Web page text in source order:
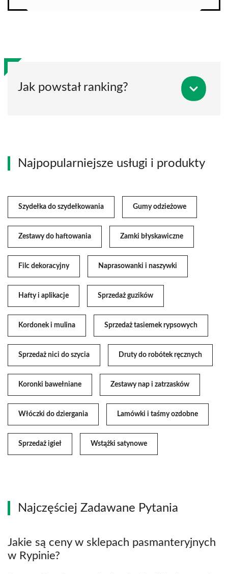
Jak powstał ranking?
Najpopularniejsze usługi i produkty
Szydełka do szydełkowania Gumy odzieżowe
Zestawy do haftowania Zamki błyskawiczne
Filc dekoracyjny Naprasowanki i naszywki
Hafty i aplikacje Sprzedaż guzików
Kordonek i mulina Sprzedaż tasiemek rypsowych
Sprzedaż nici do szycia Druty do robótek ręcznych
Koronki bawełniane Zestawy nap i zatrzasków
Włóczki do dziergania Lamówki i taśmy ozdobne
Sprzedaż igieł Wstążki satynowe
Najczęściej Zadawane Pytania
Jakie są ceny w sklepach pasmanteryjnych
w Rypinie?